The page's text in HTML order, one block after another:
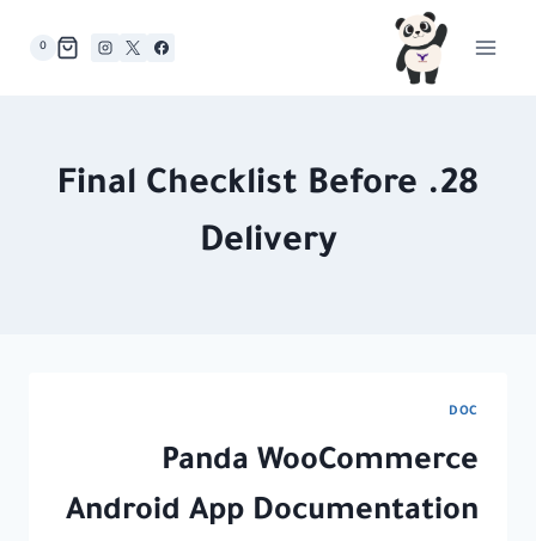
0
28. Final Checklist Before
Delivery
DOC
Panda WooCommerce
Android App Documentation